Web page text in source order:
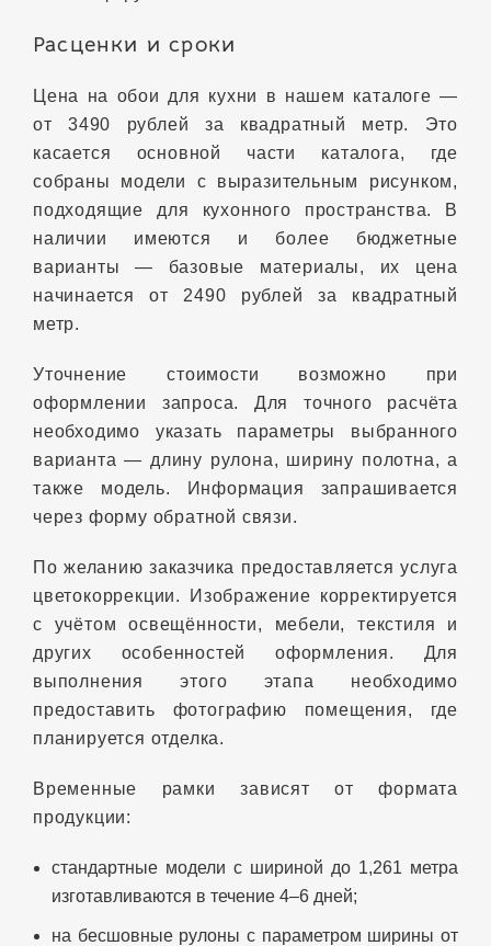
Расценки и сроки
Цена на обои для кухни в нашем каталоге —
от 3490 рублей за квадратный метр. Это
касается основной части каталога, где
собраны модели с выразительным рисунком,
подходящие для кухонного пространства. В
наличии имеются и более бюджетные
варианты — базовые материалы, их цена
начинается от 2490 рублей за квадратный
метр.
Уточнение стоимости возможно при
оформлении запроса. Для точного расчёта
необходимо указать параметры выбранного
варианта — длину рулона, ширину полотна, а
также модель. Информация запрашивается
через форму обратной связи.
По желанию заказчика предоставляется услуга
цветокоррекции. Изображение корректируется
с учётом освещённости, мебели, текстиля и
других особенностей оформления. Для
выполнения этого этапа необходимо
предоставить фотографию помещения, где
планируется отделка.
Временные рамки зависят от формата
продукции:
стандартные модели с шириной до 1,261 метра
изготавливаются в течение 4–6 дней;
на бесшовные рулоны с параметром ширины от